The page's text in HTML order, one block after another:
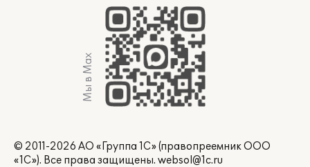
Мы в Max
© 2011-2026 АО «Группа 1С» (правопреемник ООО
«1С»). Все права защищены. websol@1c.ru